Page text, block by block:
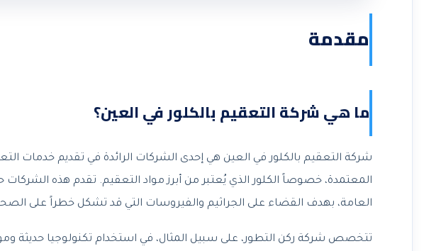
مقدمة
ما هي شركة التعقيم بالكلور في العين؟
شركة التعقيم بالكلور في العين هي إحدى الشركات الرائدة في تقديم خدمات
المعتمدة، خصوصاً الكلور الذي يُعتبر من أبرز مواد التعقيم. تقدم هذه الشركات
العامة، بهدف القضاء على الجراثيم والفيروسات التي قد تشكل خطراً على
تتخصص شركة ركن التطور، على سبيل المثال، في استخدام تكنولوجيا حديثة